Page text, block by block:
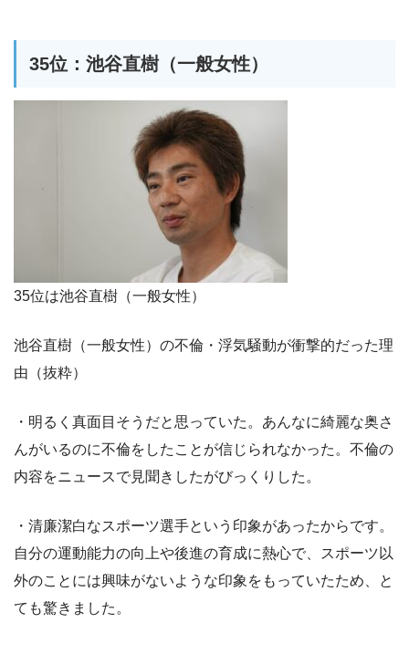
35位：池谷直樹（一般女性）
35位は池谷直樹（一般女性）
池谷直樹（一般女性）の不倫・浮気騒動が衝撃的だった理
由（抜粋）
・明るく真面目そうだと思っていた。あんなに綺麗な奥さ
んがいるのに不倫をしたことが信じられなかった。不倫の
内容をニュースで見聞きしたがびっくりした。
・清廉潔白なスポーツ選手という印象があったからです。
自分の運動能力の向上や後進の育成に熱心で、スポーツ以
外のことには興味がないような印象をもっていたため、と
ても驚きました。